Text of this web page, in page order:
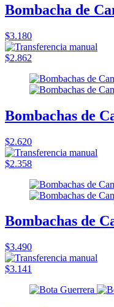
Bombacha de
$3.180
$2.862
Bombachas de
$2.620
$2.358
Bombachas de
$3.490
$3.141